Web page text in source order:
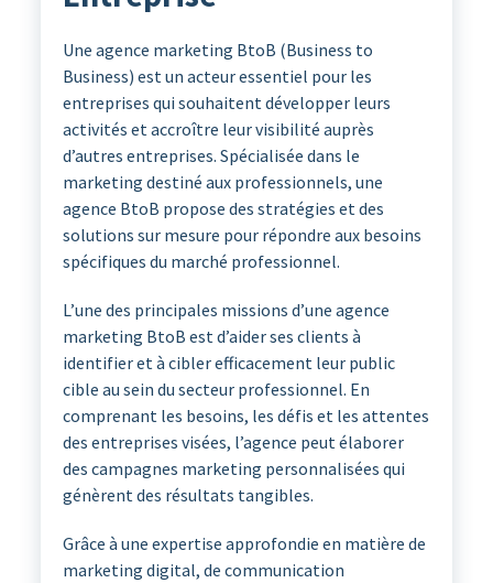
Une agence marketing BtoB (Business to
Business) est un acteur essentiel pour les
entreprises qui souhaitent développer leurs
activités et accroître leur visibilité auprès
d’autres entreprises. Spécialisée dans le
marketing destiné aux professionnels, une
agence BtoB propose des stratégies et des
solutions sur mesure pour répondre aux besoins
spécifiques du marché professionnel.
L’une des principales missions d’une agence
marketing BtoB est d’aider ses clients à
identifier et à cibler efficacement leur public
cible au sein du secteur professionnel. En
comprenant les besoins, les défis et les attentes
des entreprises visées, l’agence peut élaborer
des campagnes marketing personnalisées qui
génèrent des résultats tangibles.
Grâce à une expertise approfondie en matière de
marketing digital, de communication